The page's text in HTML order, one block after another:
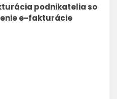
podnikatelia so
e-fakturácie